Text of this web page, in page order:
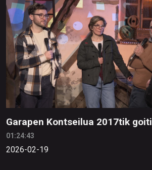
Garapen Kontseilua 2017tik goiti
01:24:43
2026-02-19